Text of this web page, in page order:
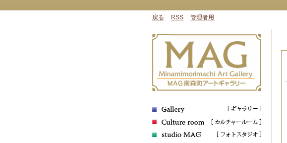
戻る RSS 管理者用